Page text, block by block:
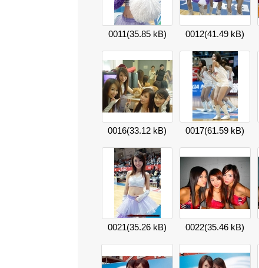
0011(35.85 kB) 0012(41.49 kB)
0016(33.12 kB) 0017(61.59 kB)
0021(35.26 kB) 0022(35.46 kB)